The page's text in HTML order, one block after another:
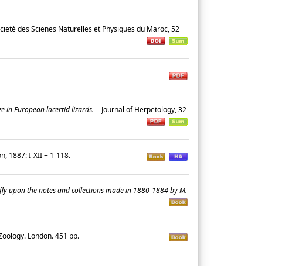
des Scienes Naturelles et Physiques du Maroc, 52
in European lacertid lizards. - Journal of Herpetology, 32
1887: I-XII + 1-118.
upon the notes and collections made in 1880-1884 by M.
London. 451 pp.